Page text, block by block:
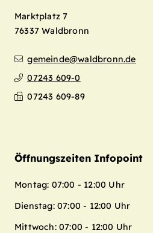
Marktplatz 7
76337 Waldbronn
gemeinde@waldbronn.de
07243 609-0
07243 609-89
Öffnungszeiten Infopoint
Montag: 07:00 - 12:00 Uhr
Dienstag: 07:00 - 12:00 Uhr
Mittwoch: 07:00 - 12:00 Uhr